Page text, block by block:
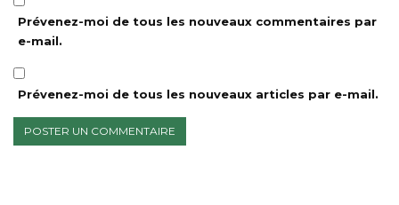
Prévenez-moi de tous les nouveaux commentaires par
e-mail.
Prévenez-moi de tous les nouveaux articles par e-mail.